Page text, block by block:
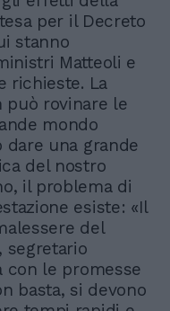
per il Decreto
stanno
Matteoli e
richieste. La
può rovinare le
mondo
una grande
del nostro
il problema di
esiste: «Il
del
segretario
con le promesse
basta, si devono